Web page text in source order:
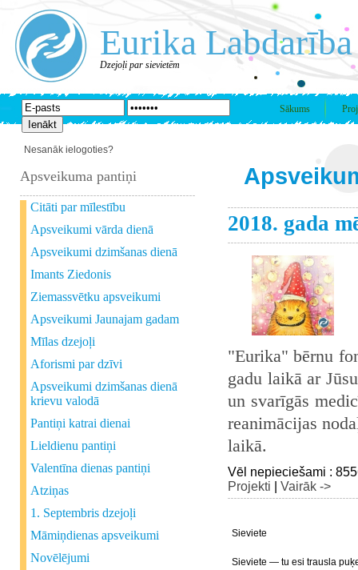
Eurika Labdarība
Dzejoļi par sievietēm
Sākums
Nesanāk ielogoties?
Apsveikuma pantiņi
Citāti par mīlestību
Apsveikumi vārda dienā
Apsveikumi dzimšanas dienā
Imants Ziedonis
Ziemassvētku apsveikumi
Apsveikumi Jaunajam gadam
Mīlas dzejoļi
Aforismi par dzīvi
Apsveikumi dzimšanas dienā
krievu valodā
Pantiņi katrai dienai
Lieldienu pantiņi
Valentīna dienas pantiņi
Atziņas
1. Septembris dzejoļi
Māmiņdienas apsveikumi
Novēlējumi
2018. gada
"Eurika" bērnu
gadu laikā ar
un svarīgās
reanimācijas
laikā.
Vēl nepieciešami :
Projekti
Vairāk ->
Sieviete
Sieviete — tu esi trausla